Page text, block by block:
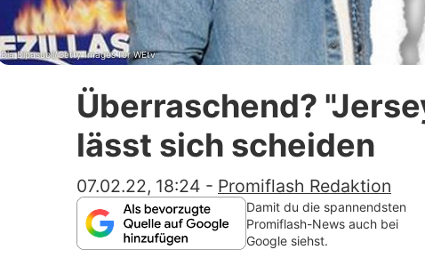
Utiq
Dia Dipasupil/Getty Images for WEtv
Überraschend?
lässt sich scheiden
07.02.22, 18:24 - Promiflash Redaktion
Damit du die spannendsten
Promiflash-News auch bei
Google siehst.